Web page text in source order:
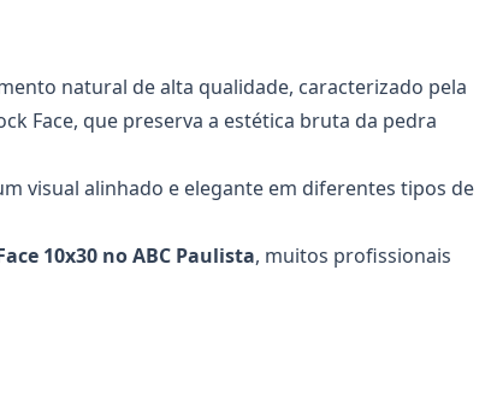
natural de alta qualidade, caracterizado pela
Face, que preserva a estética bruta da pedra
visual alinhado e elegante em diferentes tipos de
10x30 no ABC Paulista, muitos profissionais